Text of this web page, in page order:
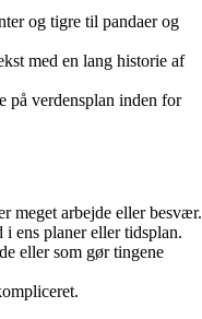
og tigre til pandaer og
med en lang historie af
på verdensplan inden for
meget arbejde eller besvær.
i ens planer eller tidsplan.
eller som gør tingene